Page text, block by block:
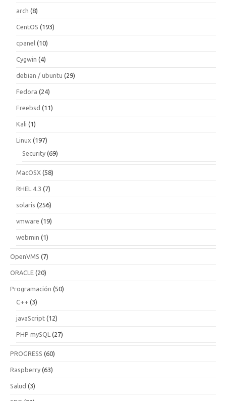
arch (8)
CentOS (193)
cpanel (10)
Cygwin (4)
debian / ubuntu (29)
Fedora (24)
Freebsd (11)
Kali (1)
Linux (197)
Security (69)
MacOSX (58)
RHEL 4.3 (7)
solaris (256)
vmware (19)
webmin (1)
OpenVMS (7)
ORACLE (20)
Programación (50)
C++ (3)
javaScript (12)
PHP mySQL (27)
PROGRESS (60)
Raspberry (63)
Salud (3)